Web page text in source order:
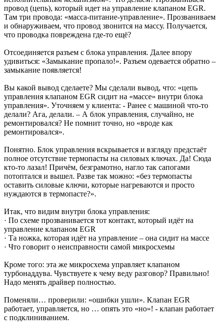
провод (цепь), который идет на управление клапаном EGR.
Там три провода: «масса-питание-управление». Прозваниваем
и обнаруживаем, что провод звонится на массу. Получается,
что проводка повреждена где-то ещё?
Отсоединяется разъем с блока управления. Далее впору
удивиться: «Замыкание пропало!». Разъем одевается обратно –
замыкание появляется!
Вы какой вывод сделаете? Мы сделали вывод, что: «цепь
управления клапаном EGR сидит на «массе» внутри блока
управления». Уточняем у клиента: - Ранее с машиной что-то
делали? Ага, делали. – А блок управления, случайно, не
ремонтировался? Не помнит точно, но «вроде как
ремонтировался».
Понятно. Блок управления вскрывается и взгляду предстаёт
полное отсутствие термопасты на силовых ключах. Да! Сюда
кто-то лазал! Причём, безграмотно, нагло так сапогами
потоптался и вышел. Разве так можно: «без термопасты
оставить силовые ключи, которые нагреваются и просто
нуждаются в термопасте?».
Итак, что видим внутри блока управления:
· По схеме прозванивается тот контакт, который идёт на
управление клапаном EGR
· Та ножка, которая идёт на управление – она сидит на массе
· Что говорит о неисправности самой микросхемы
Кроме того: эта же микросхема управляет клапаном
турбонаддува. Чувствуете к чему веду разговор? Правильно!
Надо менять драйвер полностью.
Поменяли… проверили: «ошибки ушли». Клапан EGR
работает, управляется, но … опять это «но»! - клапан работает
с подклиниванием.